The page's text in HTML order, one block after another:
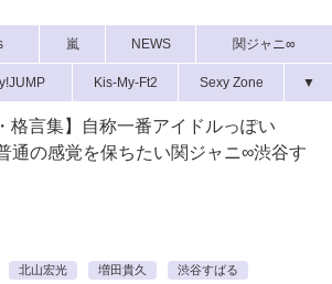
嵐 NEWS 関ジャニ∞
Kis-My-Ft2 Sexy Zone ▼
格言集】自称一番アイドルっぽい
通の感覚を保ちたい関ジャニ∞渋谷す
北山宏光 増田貴久
渋谷すばる